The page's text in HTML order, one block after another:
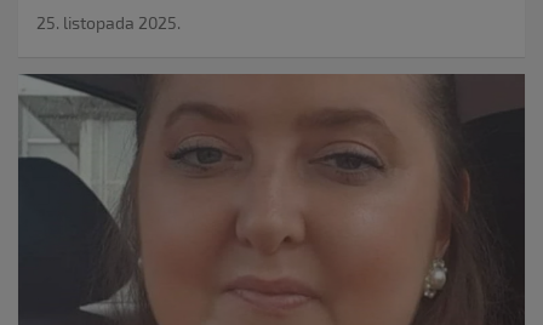
25. listopada 2025.